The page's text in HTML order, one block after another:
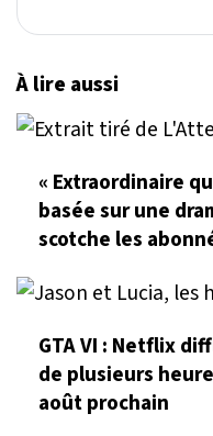
À lire aussi
« Extraordinaire
basée sur une
scotche les
GTA VI : Netflix
de plusieurs
août prochain